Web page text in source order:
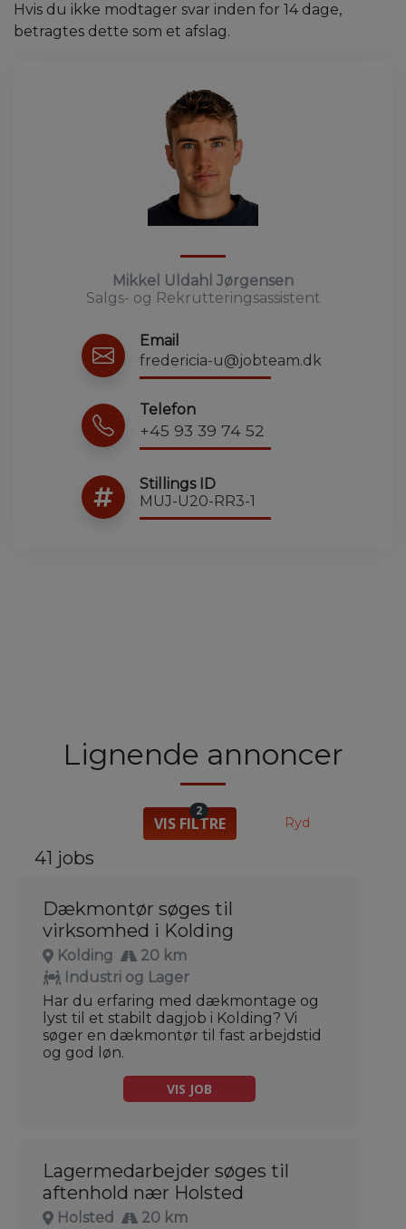
Hvis du ikke modtager svar inden for 14 dage,
betragtes dette som et afslag.
Mikkel Uldahl Jørgensen
Salgs- og Rekrutteringsassistent
Email
fredericia-u@jobteam.dk
Telefon
+45 93 39 74 52
Stillings ID
MUJ-U20-RR3-1
Lignende annoncer
VIS FILTRE
2
Ryd
41 jobs
Dækmontør søges til
virksomhed i Kolding
Kolding
20 km
Industri og Lager
Har du erfaring med dækmontage og
lyst til et stabilt dagjob i Kolding? Vi
søger en dækmontør til fast arbejdstid
og god løn.
VIS JOB
Lagermedarbejder søges til
aftenhold nær Holsted
Holsted
20 km